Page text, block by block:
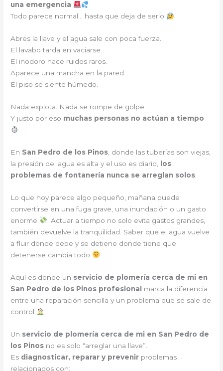
una emergencia
Todo parece normal… hasta que deja de serlo
Abres la llave y el agua sale con poca fuerza.
El lavabo tarda en vaciarse.
El inodoro hace ruidos raros.
Aparece una mancha en la pared.
El piso se siente húmedo.
Nada explota. Nada se rompe de golpe.
Y justo por eso muchas personas no actúan a tiempo
En San Pedro de los Pinos , donde las tuberías son viejas,
la presión del agua es alta y el uso es diario,
los
problemas de fontanería nunca se arreglan solos
Lo que hoy parece algo pequeño, mañana puede
convertirse en una fuga grave, una inundación o un gasto
enorme
. Actuar a tiempo no solo evita gastos grandes,
también devuelve la tranquilidad. Saber que el agua vuelve
a fluir donde debe y se detiene donde tiene que
detenerse cambia todo
Aquí es donde un servicio de plomería cerca de mi en
San Pedro de los Pinos profesional
marca la diferencia
entre una reparación sencilla y un problema que se sale de
control
Un servicio de plomería cerca de mi en San Pedro de
los Pinos no es solo “arreglar una llave”.
Es diagnosticar, reparar y prevenir problemas
relacionados con: